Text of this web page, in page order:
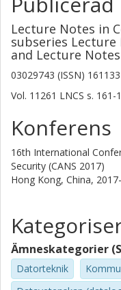
Lecture Notes in
subseries
and Lecture
03029743 (ISSN)
Vol. 11261 LNCS s. 161-
Konferens
16th International
Security (CANS 2017)
Hong Kong, China,
Ämneskategorier
Datorteknik